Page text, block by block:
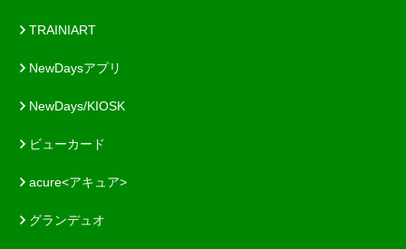
TRAINIART
NewDaysアプリ
NewDays/KIOSK
ビューカード
acure<アキュア>
グランデュオ